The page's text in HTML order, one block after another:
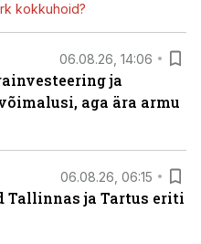
kokkuhoid?
06.08.26, 14:06
ja
aga ära armu
06.08.26, 06:15
Tallinnas ja Tartus eriti